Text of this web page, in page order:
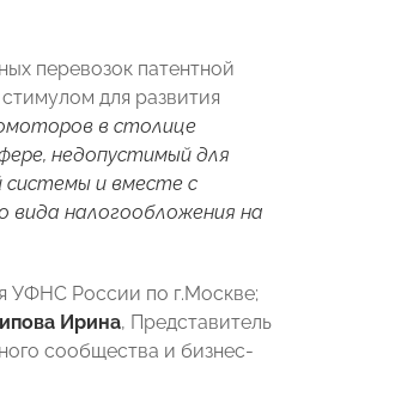
перевозок патентной
для развития
в столице
недопустимый для
системы и вместе с
вида налогообложения на
УФНС России по г.Москве;
Ирина, Представитель
сообщества и бизнес-